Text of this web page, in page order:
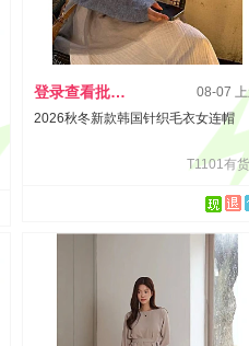
登录查看批发价
08-07
2026秋冬新款韩国针织毛衣女连帽
T1101有